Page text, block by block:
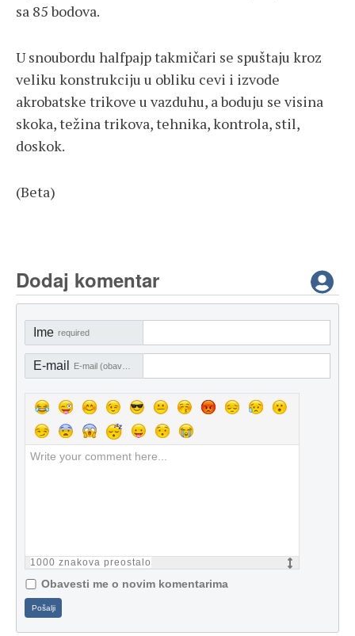
sa 85 bodova.
U snoubordu halfpajp takmičari se spuštaju kroz
veliku konstrukciju u obliku cevi i izvode
akrobatske trikove u vazduhu, a boduju se visina
skoka, težina trikova, tehnika, kontrola, stil,
doskok.
(Beta)
Dodaj komentar
Ime required
E-mail
1000 znakova preostalo
Obavesti me o novim komentarima
Pošalji